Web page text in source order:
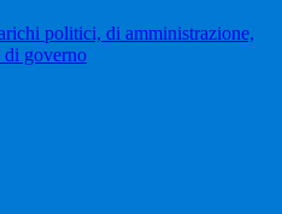
politici, di amministrazione,
di governo